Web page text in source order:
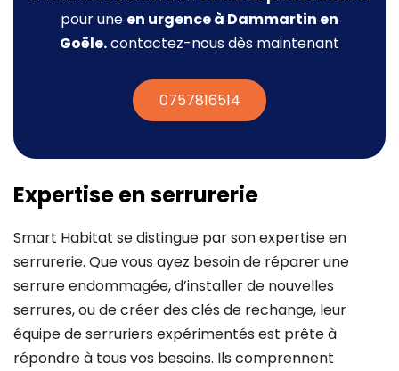
pour une en urgence à Dammartin en
Goële.contactez-nous dès maintenant
0757816514
Expertise en serrurerie
Smart Habitat se distingue par son expertise en
serrurerie. Que vous ayez besoin de réparer une
serrure endommagée, d’installer de nouvelles
serrures, ou de créer des clés de rechange, leur
équipe de serruriers expérimentés est prête à
répondre à tous vos besoins. Ils comprennent